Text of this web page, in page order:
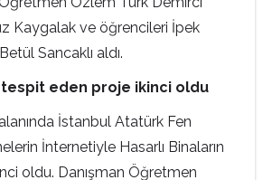
Kaygalak ve öğrencileri İpek
Sancaklı aldı.
tespit eden proje ikinci oldu
İstanbul Atatürk Fen
İnternetiyle Hasarlı Binaların
oldu. Danışman Öğretmen